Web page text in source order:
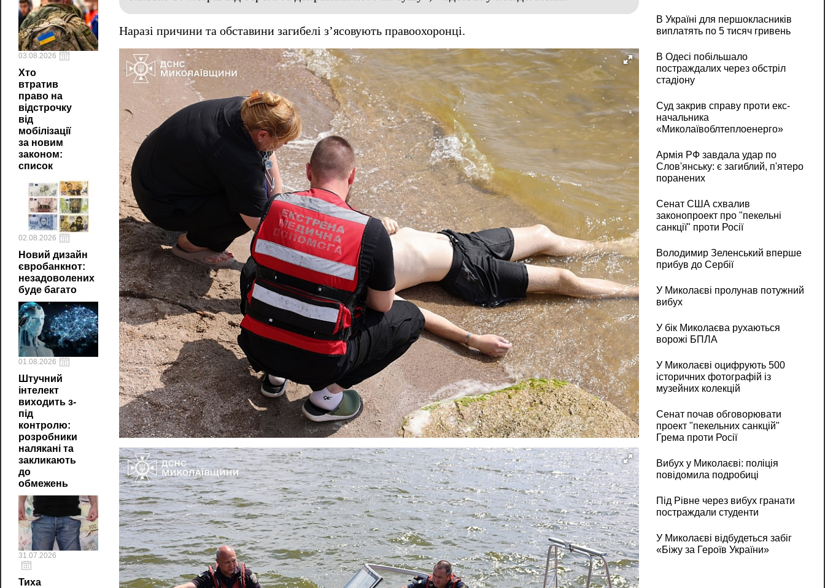
03.08.2026
Хто
втратив
право на
відстрочку
від
мобілізації
за новим
законом:
список
02.08.2026
Новий дизайн
євробанкнот:
незадоволених
буде багато
01.08.2026
Штучний
інтелект
виходить з-
під
контролю:
розробники
налякані та
закликають
до
обмежень
31.07.2026
Тиха
Наразі причини та обставини загибелі з’ясовують правоохоронці.
В Україні для першокласників
виплатять по 5 тисяч гривень
В Одесі побільшало
постраждалих через обстріл
стадіону
Суд закрив справу проти екс-
начальника
«Миколаївоблтеплоенерго»
Армія РФ завдала удар по
Слов'янську: є загиблий, п'ятеро
поранених
Сенат США схвалив
законопроект про "пекельні
санкції" проти Росії
Володимир Зеленський вперше
прибув до Сербії
У Миколаєві пролунав потужний
вибух
У бік Миколаєва рухаються
ворожі БПЛА
У Миколаєві оцифрують 500
історичних фотографій із
музейних колекцій
Сенат почав обговорювати
проект "пекельних санкцій"
Грема проти Росії
Вибух у Миколаєві: поліція
повідомила подробиці
Під Рівне через вибух гранати
постраждали студенти
У Миколаєві відбудеться забіг
«Біжу за Героїв України»